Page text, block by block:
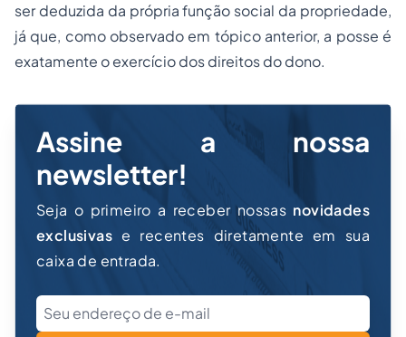
ser deduzida da própria função social da propriedade,
já que, como observado em tópico anterior, a posse é
exatamente o exercício dos direitos do dono.
Assine a nossa
newsletter!
Seja o primeiro a receber nossas novidades
exclusivas e recentes diretamente em sua
caixa de entrada.